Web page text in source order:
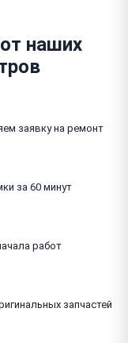
наших
заявку на ремонт
за 60 минут
работ
запчастей